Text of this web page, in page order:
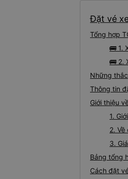
Đặt vé
Tổng hợp
🚌 1.
🚌 2.
Những
Thông tin
Giới thiệu
1.
2. Về
3.
Bảng tổng
Cách đặt